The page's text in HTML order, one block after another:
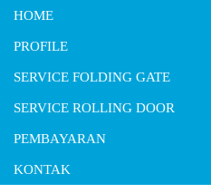
HOME
PROFILE
SERVICE FOLDING GATE
SERVICE ROLLING DOOR
PEMBAYARAN
KONTAK